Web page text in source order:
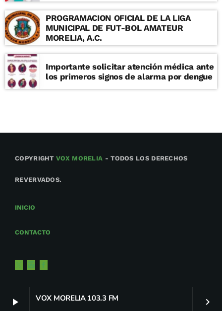
play_arrow VOX MORELIA 103.3 FM keyboard_arrow_right
PROGRAMACION OFICIAL DE LA LIGA
MUNICIPAL DE FUT-BOL AMATEUR
MORELIA, A.C.
Importante solicitar atención médica ante
los primeros signos de alarma por dengue
COPYRIGHTVOX MORELIA - TODOS LOS DERECHOS
REVERVADOS.
INICIO
CONTACTO